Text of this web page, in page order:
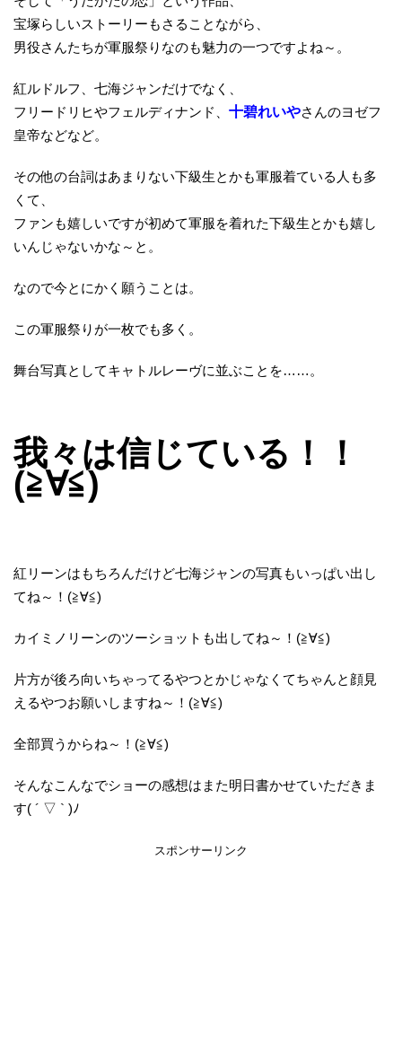
宝塚らしいストーリーもさることながら、
男役さんたちが軍服祭りなのも魅力の一つですよね～。
紅ルドルフ、七海ジャンだけでなく、
フリードリヒやフェルディナンド、 十碧れいやさんのヨゼフ
皇帝などなど。
その他の台詞はあまりない下級生とかも軍服着ている人も多
くて、
ファンも嬉しいですが初めて軍服を着れた下級生とかも嬉し
いんじゃないかな～と。
なので今とにかく願うことは。
この軍服祭りが一枚でも多く。
舞台写真としてキャトルレーヴに並ぶことを……。
我々は信じている！！
(≧∀≦)
紅リーンはもちろんだけど七海ジャンの写真もいっぱい出し
てね～！(≧∀≦)
カイミノリーンのツーショットも出してね～！(≧∀≦)
片方が後ろ向いちゃってるやつとかじゃなくてちゃんと顔見
えるやつお願いしますね～！(≧∀≦)
全部買うからね～！(≧∀≦)
そんなこんなでショーの感想はまた明日書かせていただきま
す( ´ ▽ ` )ﾉ
スポンサーリンク